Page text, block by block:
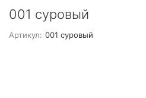
001 суровый
Артикул: 001 суровый